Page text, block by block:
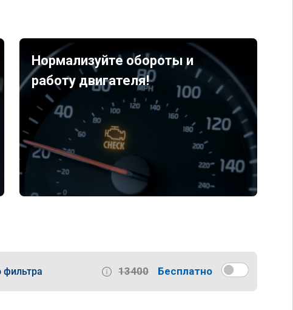
Нормализуйте обороты и
работу двигателя!
фильтра 13400 Бесплатно